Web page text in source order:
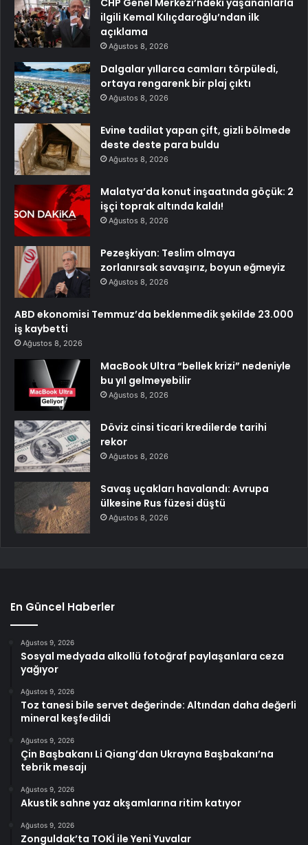
ilgili Kemal Kılıçdaroğlu’ndan ilk
açıklama
Ağustos 8, 2026
Dalgalar yıllarca camları törpüledi,
ortaya rengarenk bir plaj çıktı
Ağustos 8, 2026
Evine tadilat yapan çift, gizli bölmede
deste deste para buldu
Ağustos 8, 2026
Malatya’da konut inşaatında göçük: 2
işçi toprak altında kaldı!
Ağustos 8, 2026
Pezeşkiyan: Teslim olmaya
zorlanırsak savaşırız, boyun eğmeyiz
Ağustos 8, 2026
ABD ekonomisi Temmuz’da beklenmedik şekilde 23.000
iş kaybetti
Ağustos 8, 2026
MacBook Ultra “bellek krizi” nedeniyle
bu yıl gelmeyebilir
Ağustos 8, 2026
Döviz cinsi ticari kredilerde tarihi
rekor
Ağustos 8, 2026
Savaş uçakları havalandı: Avrupa
ülkesine Rus füzesi düştü
Ağustos 8, 2026
En Güncel Haberler
Ağustos 9, 2026
Sosyal medyada alkollü fotoğraf paylaşanlara ceza
yağıyor
Ağustos 9, 2026
Toz tanesi bile servet değerinde: Altından daha değerli
mineral keşfedildi
Ağustos 9, 2026
Çin Başbakanı Li Qiang’dan Ukrayna Başbakanı’na
tebrik mesajı
Ağustos 9, 2026
Akustik sahne yaz akşamlarına ritim katıyor
Ağustos 9, 2026
Zonguldak’ta TOKİ ile Yeni Yuvalar